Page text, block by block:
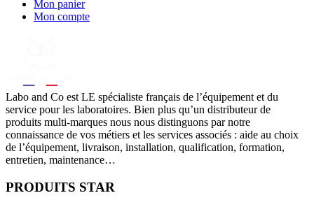
Mon panier
Mon compte
Labo and Co est LE spécialiste français de l’équipement et du
service pour les laboratoires. Bien plus qu’un distributeur de
produits multi-marques nous nous distinguons par notre
connaissance de vos métiers et les services associés : aide au choix
de l’équipement, livraison, installation, qualification, formation,
entretien, maintenance…
PRODUITS STAR